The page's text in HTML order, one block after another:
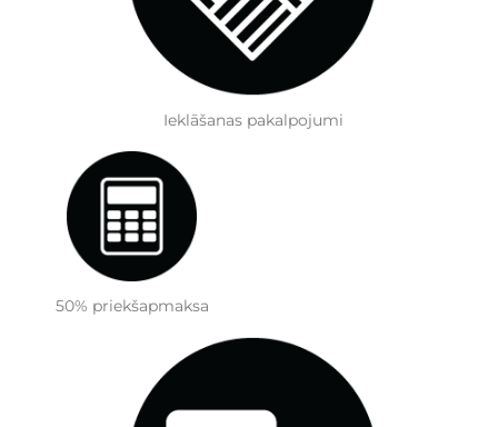
Ieklāšanas pakalpojumi
50% priekšapmaksa